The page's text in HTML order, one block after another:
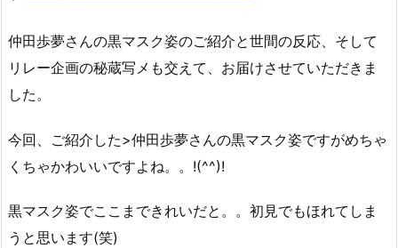
仲田歩夢さんの黒マスク姿のご紹介と世間の反応、そして
リレー企画の秘蔵写メも交えて、お届けさせていただきま
した。
今回、ご紹介した>仲田歩夢さんの黒マスク姿ですがめちゃ
くちゃかわいいですよね。。!(^^)!
黒マスク姿でここまできれいだと。。初見でもほれてしま
うと思います(笑)